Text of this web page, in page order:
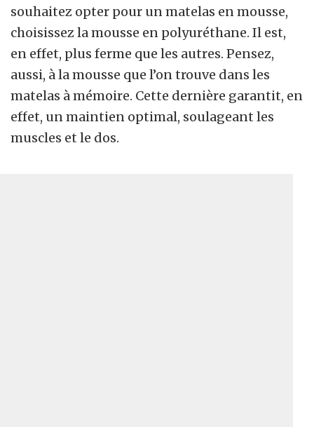
souhaitez opter pour un matelas en mousse,
choisissez la mousse en polyuréthane. Il est,
en effet, plus ferme que les autres. Pensez,
aussi, à la mousse que l’on trouve dans les
matelas à mémoire. Cette dernière garantit, en
effet, un maintien optimal, soulageant les
muscles et le dos.